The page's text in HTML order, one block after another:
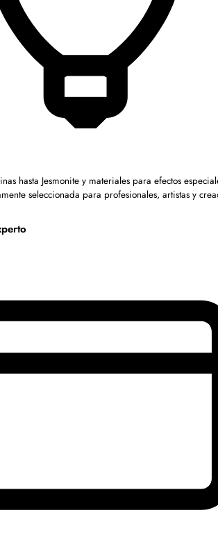
hasta Jesmonite y materiales para efectos
seleccionada para profesionales, artistas y